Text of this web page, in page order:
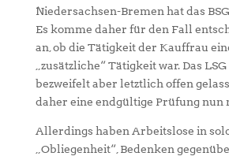
Niedersachsen-Bremen hat das
Es komme daher für den Fall
an, ob die Tätigkeit der Kauffrau
„zusätzliche“ Tätigkeit war. Das
bezweifelt aber letztlich offen
daher eine endgültige Prüfung nun
Allerdings haben Arbeitslose in
„Obliegenheit“, Bedenken